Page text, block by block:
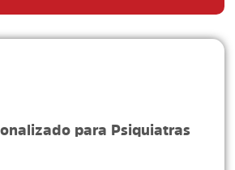
para Psiquiatras